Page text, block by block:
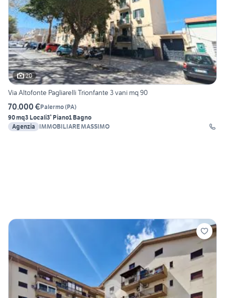
20
Via Altofonte Pagliarelli Trionfante 3 vani mq 90
70.000 €Palermo(PA)
90 mq3 Locali3° Piano1 Bagno
Agenzia
IMMOBILIARE MASSIMO